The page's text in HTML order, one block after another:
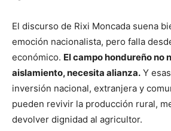
El discurso de Rixi Moncada suena
emoción nacionalista, pero falla
económico. El campo hondureño no
aislamiento, necesita alianza. Y
inversión nacional, extranjera y
pueden revivir la producción rural,
devolver dignidad al agricultor.